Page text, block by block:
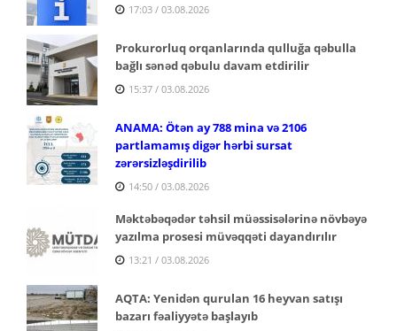
17:03 / 03.08.2026
Prokurorluq orqanlarında qulluğa qəbulla
bağlı sənəd qəbulu davam etdirilir
15:37 / 03.08.2026
ANAMA: Ötən ay 788 mina və 2106
partlamamış digər hərbi sursat
zərərsizləşdirilib
14:50 / 03.08.2026
Məktəbəqədər təhsil müəssisələrinə növbəyə
yazılma prosesi müvəqqəti dayandırılır
13:21 / 03.08.2026
AQTA: Yenidən qurulan 16 heyvan satışı
bazarı fəaliyyətə başlayıb